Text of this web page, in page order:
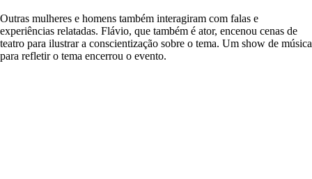
Outras mulheres e homens também interagiram com falas e
experiências relatadas. Flávio, que também é ator, encenou cenas de
teatro para ilustrar a conscientização sobre o tema. Um show de música
para refletir o tema encerrou o evento.